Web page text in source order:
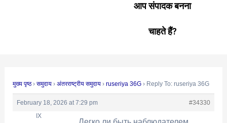
आप संपादक बनना
चाहते हैं?
मुख्य पृष्ठ › समुदाय › अंतरराष्ट्रीय समुदाय › ruseriya 36G › Reply To: ruseriya 36G
February 18, 2026 at 7:29 pm
#34330
IX